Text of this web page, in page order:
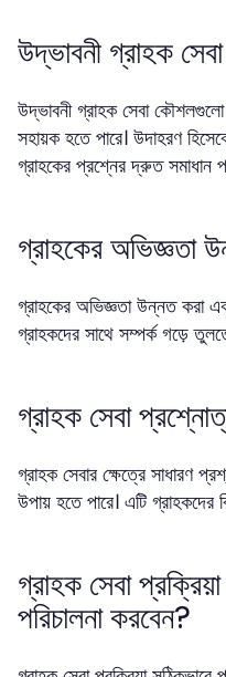
উদ্ভাবনী গ্রাহক
উদ্ভাবনী গ্রাহক সেবা কৌশলগুলো
সহায়ক হতে পারে। উদাহরণ
গ্রাহকের প্রশ্নের দ্রুত সমাধান
গ্রাহকের অভিজ্ঞতা
গ্রাহকের অভিজ্ঞতা উন্নত করা
গ্রাহকদের সাথে সম্পর্ক গড়ে
গ্রাহক সেবা
গ্রাহক সেবার ক্ষেত্রে সাধারণ
উপায় হতে পারে। এটি গ্রাহকদের
গ্রাহক সেবা
পরিচালনা করবেন?